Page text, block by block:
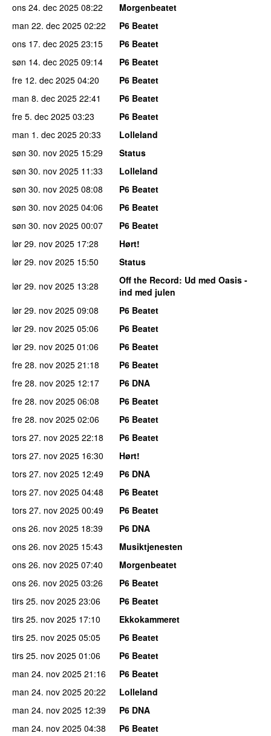
ons 24. dec 2025 08:22
Morgenbeatet
man 22. dec 2025 02:22
P6 Beatet
ons 17. dec 2025 23:15
P6 Beatet
søn 14. dec 2025 09:14
P6 Beatet
fre 12. dec 2025 04:20
P6 Beatet
man 8. dec 2025 22:41
P6 Beatet
fre 5. dec 2025 03:23
P6 Beatet
man 1. dec 2025 20:33
Lolleland
søn 30. nov 2025 15:29
Status
søn 30. nov 2025 11:33
Lolleland
søn 30. nov 2025 08:08
P6 Beatet
søn 30. nov 2025 04:06
P6 Beatet
søn 30. nov 2025 00:07
P6 Beatet
lør 29. nov 2025 17:28
Hørt!
lør 29. nov 2025 15:50
Status
lør 29. nov 2025 13:28 Off the Record: Ud med Oasis -
ind med julen
lør 29. nov 2025 09:08
P6 Beatet
lør 29. nov 2025 05:06
P6 Beatet
lør 29. nov 2025 01:06
P6 Beatet
fre 28. nov 2025 21:18
P6 Beatet
fre 28. nov 2025 12:17
P6 DNA
fre 28. nov 2025 06:08
P6 Beatet
fre 28. nov 2025 02:06
P6 Beatet
tors 27. nov 2025 22:18
P6 Beatet
tors 27. nov 2025 16:30
Hørt!
tors 27. nov 2025 12:49
P6 DNA
tors 27. nov 2025 04:48
P6 Beatet
tors 27. nov 2025 00:49
P6 Beatet
ons 26. nov 2025 18:39
P6 DNA
ons 26. nov 2025 15:43
Musiktjenesten
ons 26. nov 2025 07:40
Morgenbeatet
ons 26. nov 2025 03:26
P6 Beatet
tirs 25. nov 2025 23:06
P6 Beatet
tirs 25. nov 2025 17:10
Ekkokammeret
tirs 25. nov 2025 05:05
P6 Beatet
tirs 25. nov 2025 01:06
P6 Beatet
man 24. nov 2025 21:16
P6 Beatet
man 24. nov 2025 20:22
Lolleland
man 24. nov 2025 12:39
P6 DNA
man 24. nov 2025 04:38
P6 Beatet